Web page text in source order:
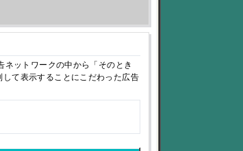
ネットワークの中から「そのとき
て表示することにこだわった広告